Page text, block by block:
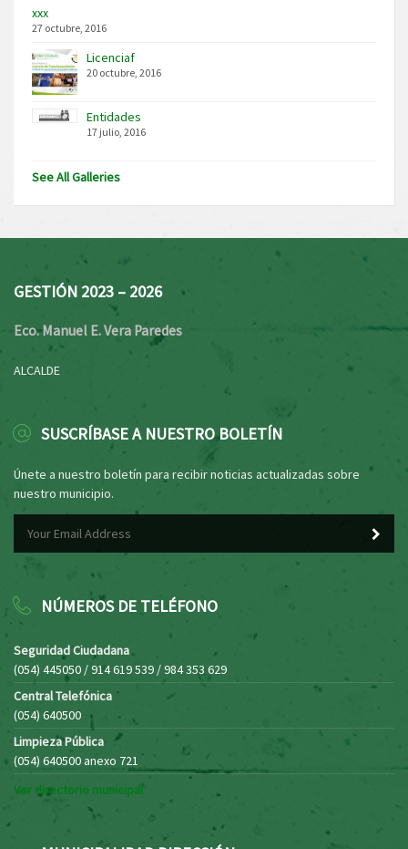
xxx
27 octubre, 2016
Licenciaf
20 octubre, 2016
Entidades
17 julio, 2016
See All Galleries
GESTIÓN 2023 – 2026
Eco. Manuel E. Vera Paredes
ALCALDE
SUSCRÍBASE A NUESTRO BOLETÍN
Únete a nuestro boletín para recibir noticias actualizadas sobre
nuestro municipio.
NÚMEROS DE TELÉFONO
Seguridad Ciudadana
(054) 445050 / 914 619 539 / 984 353 629
Central Telefónica
(054) 640500
Limpieza Pública
(054) 640500 anexo 721
Ver directorio municipal